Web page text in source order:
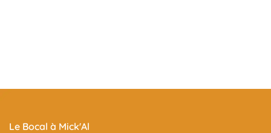
Le Bocal à Mick'Al